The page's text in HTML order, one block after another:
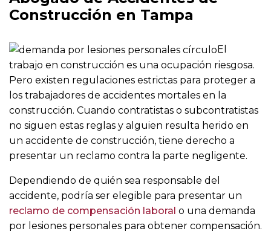
Construcción en Tampa
El
trabajo en construcción es una ocupación riesgosa.
Pero existen regulaciones estrictas para proteger a
los trabajadores de accidentes mortales en la
construcción. Cuando contratistas o subcontratistas
no siguen estas reglas y alguien resulta herido en
un accidente de construcción, tiene derecho a
presentar un reclamo contra la parte negligente.
Dependiendo de quién sea responsable del
accidente, podría ser elegible para presentar un
reclamo de compensación laboral o una demanda
por lesiones personales para obtener compensación.